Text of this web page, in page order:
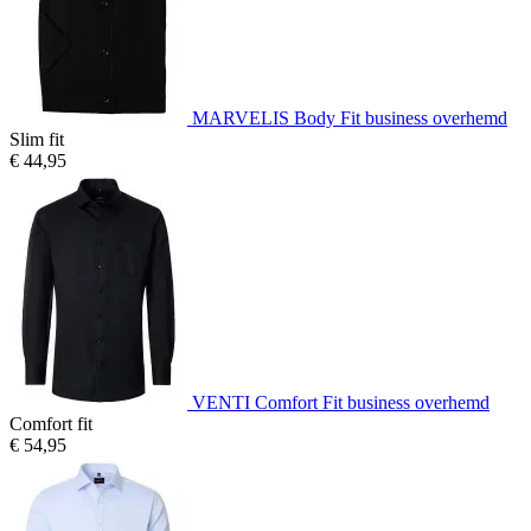
MARVELIS Body Fit business overhemd
Slim fit
€ 44,95
VENTI Comfort Fit business overhemd
Comfort fit
€ 54,95